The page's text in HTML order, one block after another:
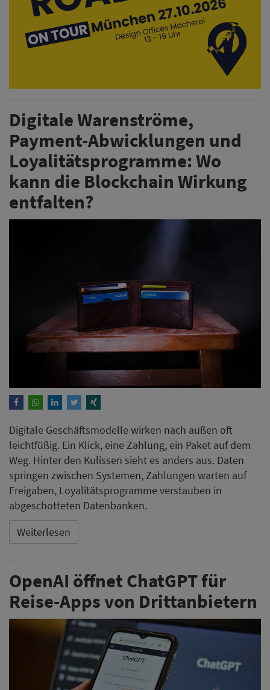
Digitale Warenströme,
Payment-Abwicklungen und
Loyalitätsprogramme: Wo
kann die Blockchain Wirkung
entfalten?
Digitale Geschäftsmodelle wirken nach außen oft
leichtfüßig. Ein Klick, eine Zahlung, ein Paket auf dem
Weg. Hinter den Kulissen sieht es anders aus. Daten
springen zwischen Systemen, Zahlungen warten auf
Freigaben, Loyalitätsprogramme verstauben in
abgeschotteten Datenbanken.
Weiterlesen
OpenAI öffnet ChatGPT für
Reise-Apps von Drittanbietern